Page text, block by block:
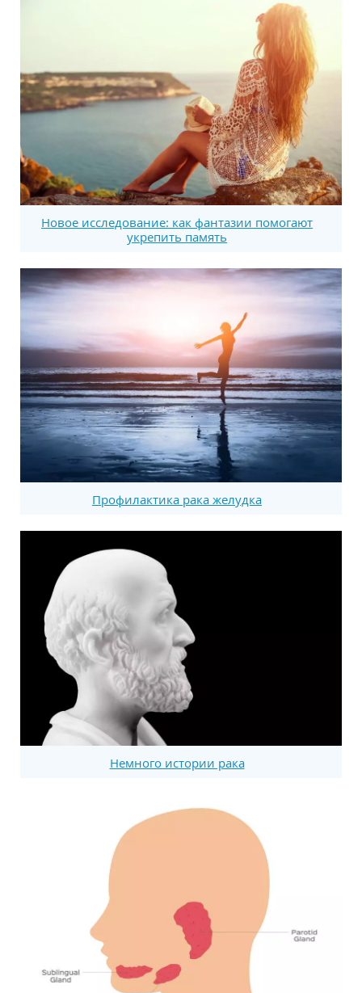
Новое исследование: как фантазии помогают
укрепить память
Профилактика рака желудка
Немного истории рака